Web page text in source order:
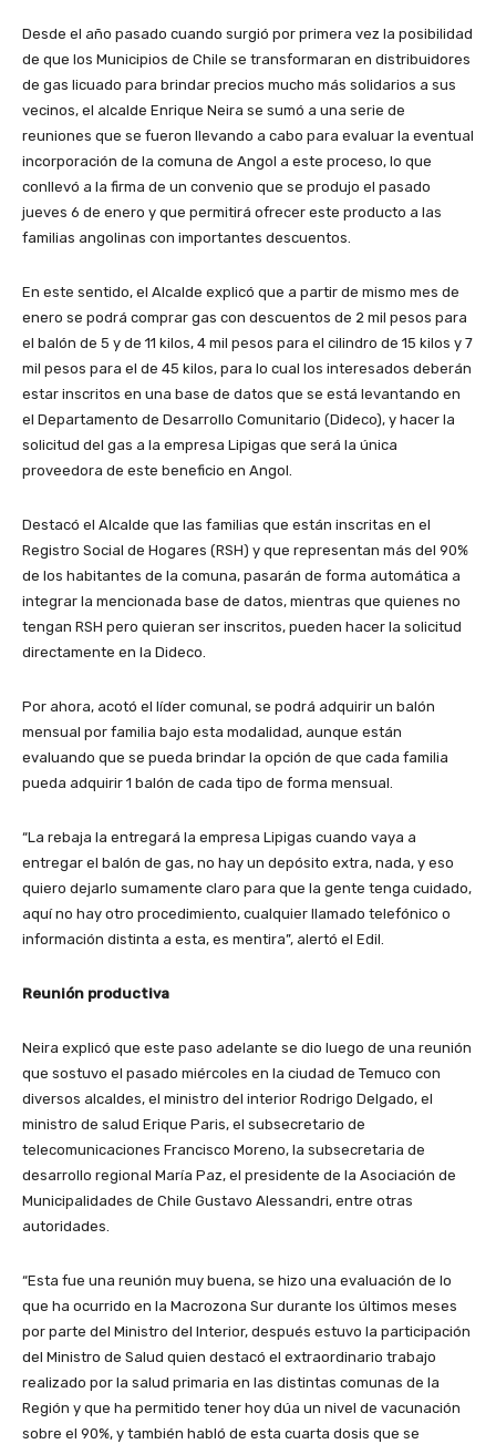
Desde el año pasado cuando surgió por primera vez la posibilidad
de que los Municipios de Chile se transformaran en distribuidores
de gas licuado para brindar precios mucho más solidarios a sus
vecinos, el alcalde Enrique Neira se sumó a una serie de
reuniones que se fueron llevando a cabo para evaluar la eventual
incorporación de la comuna de Angol a este proceso, lo que
conllevó a la firma de un convenio que se produjo el pasado
jueves 6 de enero y que permitirá ofrecer este producto a las
familias angolinas con importantes descuentos.
En este sentido, el Alcalde explicó que a partir de mismo mes de
enero se podrá comprar gas con descuentos de 2 mil pesos para
el balón de 5 y de 11 kilos, 4 mil pesos para el cilindro de 15 kilos y 7
mil pesos para el de 45 kilos, para lo cual los interesados deberán
estar inscritos en una base de datos que se está levantando en
el Departamento de Desarrollo Comunitario (Dideco), y hacer la
solicitud del gas a la empresa Lipigas que será la única
proveedora de este beneficio en Angol.
Destacó el Alcalde que las familias que están inscritas en el
Registro Social de Hogares (RSH) y que representan más del 90%
de los habitantes de la comuna, pasarán de forma automática a
integrar la mencionada base de datos, mientras que quienes no
tengan RSH pero quieran ser inscritos, pueden hacer la solicitud
directamente en la Dideco.
Por ahora, acotó el líder comunal, se podrá adquirir un balón
mensual por familia bajo esta modalidad, aunque están
evaluando que se pueda brindar la opción de que cada familia
pueda adquirir 1 balón de cada tipo de forma mensual.
“La rebaja la entregará la empresa Lipigas cuando vaya a
entregar el balón de gas, no hay un depósito extra, nada, y eso
quiero dejarlo sumamente claro para que la gente tenga cuidado,
aquí no hay otro procedimiento, cualquier llamado telefónico o
información distinta a esta, es mentira”, alertó el Edil.
Reunión productiva
Neira explicó que este paso adelante se dio luego de una reunión
que sostuvo el pasado miércoles en la ciudad de Temuco con
diversos alcaldes, el ministro del interior Rodrigo Delgado, el
ministro de salud Erique Paris, el subsecretario de
telecomunicaciones Francisco Moreno, la subsecretaria de
desarrollo regional María Paz, el presidente de la Asociación de
Municipalidades de Chile Gustavo Alessandri, entre otras
autoridades.
“Esta fue una reunión muy buena, se hizo una evaluación de lo
que ha ocurrido en la Macrozona Sur durante los últimos meses
por parte del Ministro del Interior, después estuvo la participación
del Ministro de Salud quien destacó el extraordinario trabajo
realizado por la salud primaria en las distintas comunas de la
Región y que ha permitido tener hoy dúa un nivel de vacunación
sobre el 90%, y también habló de esta cuarta dosis que se